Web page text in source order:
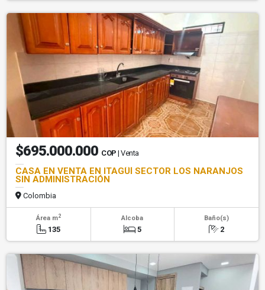
$695.000.000 COP | Venta
CASA EN VENTA EN ITAGÜÍ SECTOR LOS NARANJOS
SIN ADMINISTRACIÓN
Colombia
Área m2
135
Alcoba
5
Baño(s)
2